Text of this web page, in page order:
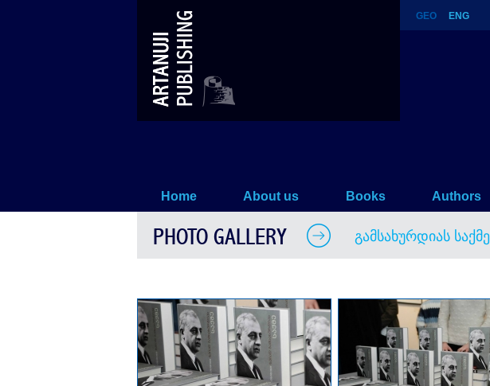
გამსახურდიას საქმე
GEO ENG
Home About us Books Authors
PHOTO GALLERY გამსახურდიას საქმე